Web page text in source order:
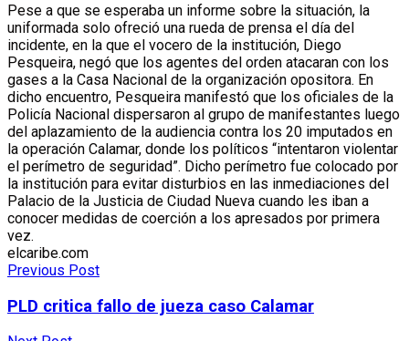
Pese a que se esperaba un informe sobre la situación, la
uniformada solo ofreció una rueda de prensa el día del
incidente, en la que el vocero de la institución, Diego
Pesqueira, negó que los agentes del orden atacaran con los
gases a la Casa Nacional de la organización opositora. En
dicho encuentro, Pesqueira manifestó que los oficiales de la
Policía Nacional dispersaron al grupo de manifestantes luego
del aplazamiento de la audiencia contra los 20 imputados en
la operación Calamar, donde los políticos “intentaron violentar
el perímetro de seguridad”. Dicho perímetro fue colocado por
la institución para evitar disturbios en las inmediaciones del
Palacio de la Justicia de Ciudad Nueva cuando les iban a
conocer medidas de coerción a los apresados por primera
vez.
elcaribe.com
Previous Post
PLD critica fallo de jueza caso Calamar